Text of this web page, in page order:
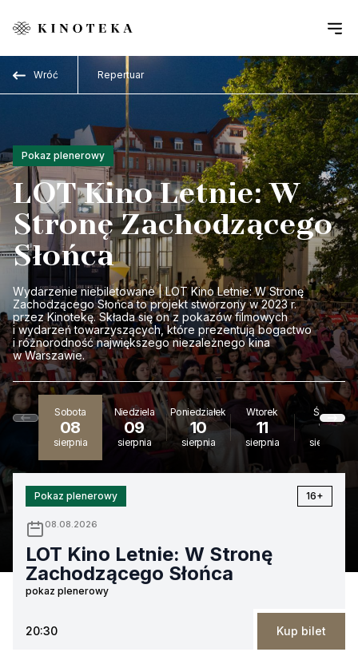
Wróć Repertuar
Pokaz plenerowy
LOT Kino Letnie: W
Stronę Zachodzącego
Słońca
Wydarzenie niebiletowane | LOT Kino Letnie: W Stronę
Zachodzącego Słońca to projekt stworzony w 2023 r.
przez Kinotekę. Składa się on z pokazów filmowych
i wydarzeń towarzyszących, które prezentują bogactwo
i różnorodność największego niezależnego kina
w Warszawie.
Sobota
08
sierpnia
Niedziela
09
sierpnia
Poniedziałek
10
sierpnia
Wtorek
11
sierpnia
Środa
12
sierpnia
Pokaz plenerowy 16+
08.08.2026
LOT Kino Letnie: W Stronę
Zachodzącego Słońca
pokaz plenerowy
20:30 Kup bilet